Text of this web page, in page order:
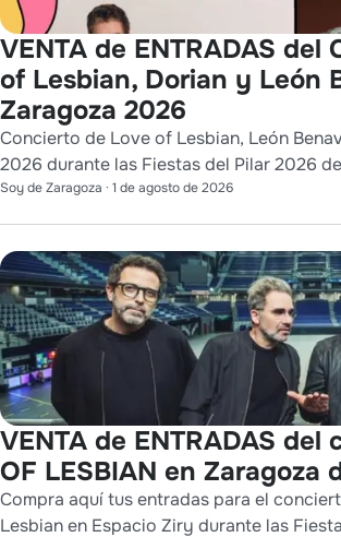
VENTA de ENTRADAS del
of Lesbian, Dorian y León
Zaragoza 2026
Concierto de Love of Lesbian, León
2026 durante las Fiestas del Pilar 2026
Soy de Zaragoza · 1 de agosto de 2026
VENTA de ENTRADAS del
OF LESBIAN en Zaragoza
Compra aquí tus entradas para el
Lesbian en Espacio Ziry durante las